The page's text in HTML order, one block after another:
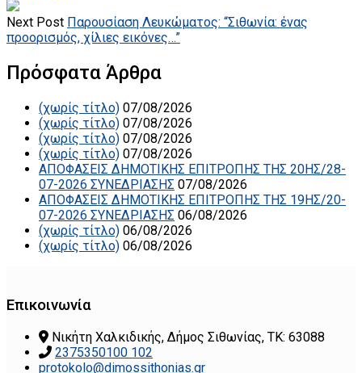
Next Post Παρουσίαση Λευκώματος: “Σιθωνία: ένας
προορισμός, χίλιες εικόνες…”
Πρόσφατα Άρθρα
(χωρίς τίτλο) 07/08/2026
(χωρίς τίτλο) 07/08/2026
(χωρίς τίτλο) 07/08/2026
(χωρίς τίτλο) 07/08/2026
ΑΠΟΦΑΣΕΙΣ ΔΗΜΟΤΙΚΗΣ ΕΠΙΤΡΟΠΗΣ ΤΗΣ 20ΗΣ/28-
07-2026 ΣΥΝΕΔΡΙΑΣΗΣ 07/08/2026
ΑΠΟΦΑΣΕΙΣ ΔΗΜΟΤΙΚΗΣ ΕΠΙΤΡΟΠΗΣ ΤΗΣ 19ΗΣ/20-
07-2026 ΣΥΝΕΔΡΙΑΣΗΣ 06/08/2026
(χωρίς τίτλο) 06/08/2026
(χωρίς τίτλο) 06/08/2026
Επικοινωνία
Νικήτη Χαλκιδικής, Δήμος Σιθωνίας, ΤΚ: 63088
2375350100 102
protokolo@dimossithonias.gr